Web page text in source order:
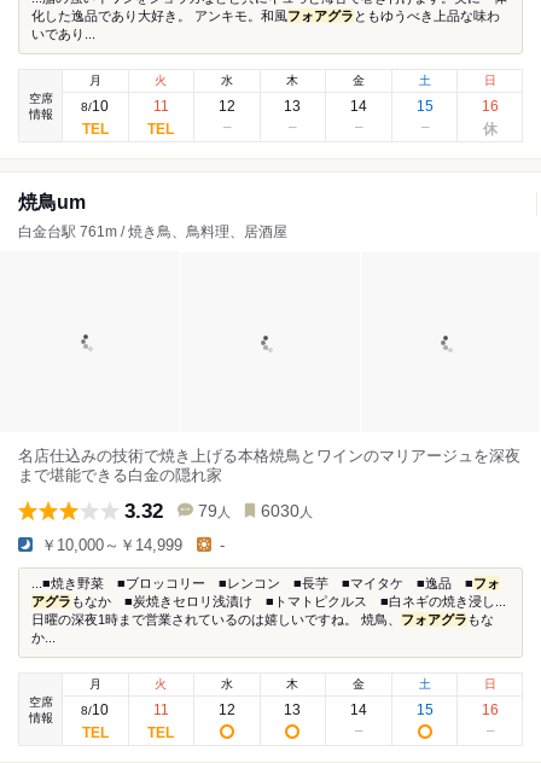
化した逸品であり大好き。 アンキモ。和風フォアグラ ともゆうべき上品な味わ
いであり...
空席
情報
月
8/10
火
11
水
12
木
13
金
14
土
15
日
16
焼鳥um
白金台駅 761m / 焼き鳥、鳥料理、居酒屋
名店仕込みの技術で焼き上げる本格焼鳥とワインのマリアージュを深夜
まで堪能できる白金の隠れ家
3.32 79 人 6030 人
￥10,000～￥14,999 -
...■焼き野菜 ■ブロッコリー ■レンコン ■長芋 ■マイタケ ■逸品 ■フォ
アグラ もなか ■炭焼きセロリ浅漬け ■トマトピクルス ■白ネギの焼き浸し...
日曜の深夜1時まで営業されているのは嬉しいですね。 焼鳥、 フォアグラ もな
か...
空席
情報
月
8/10
火
11
水
12
木
13
金
14
土
15
日
16